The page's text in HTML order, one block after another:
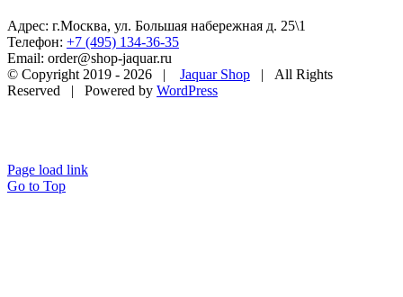
Адрес: г.Москва, ул. Большая набережная д. 25\1
Телефон: +7 (495) 134-36-35
Email: order@shop-jaquar.ru
© Copyright 2019 - 2026 | Jaquar Shop | All Rights
Reserved | Powered by WordPress
Page load link
Go to Top